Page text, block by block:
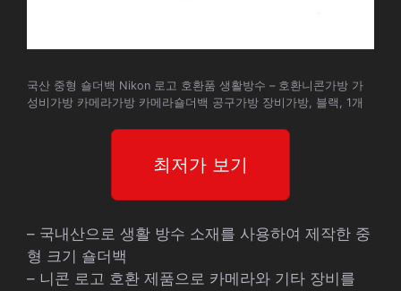
국산 중형 숄더백 Nikon 로고 호환품 생활방수 – 호환니콘가방 가
성비가방 카메라가방 카메라숄더백 공구가방 장비가방, 블랙, 1개
최저가 보기
– 국내산으로 생활 방수 소재를 사용하여 제작한 중
형 크기 숄더백
– 니콘 로고 호환 제품으로 카메라와 기타 장비를